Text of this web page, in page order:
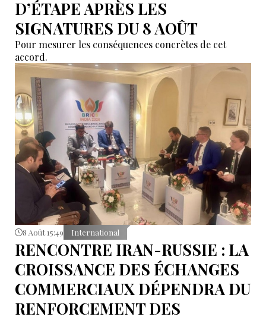
D’ÉTAPE APRÈS LES
SIGNATURES DU 8 AOÛT
Pour mesurer les conséquences concrètes de cet
accord.
8 Août 15:49 International
RENCONTRE IRAN-RUSSIE : LA
CROISSANCE DES ÉCHANGES
COMMERCIAUX DÉPENDRA DU
RENFORCEMENT DES